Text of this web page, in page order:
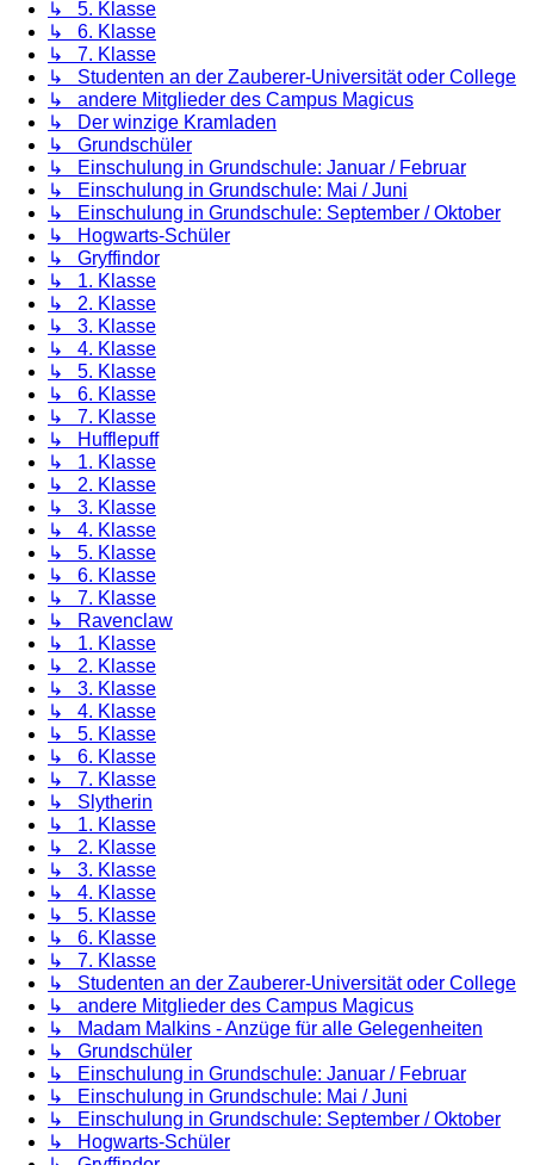
↳ 5. Klasse
↳ 6. Klasse
↳ 7. Klasse
↳ Studenten an der Zauberer-Universität oder College
↳ andere Mitglieder des Campus Magicus
↳ Der winzige Kramladen
↳ Grundschüler
↳ Einschulung in Grundschule: Januar / Februar
↳ Einschulung in Grundschule: Mai / Juni
↳ Einschulung in Grundschule: September / Oktober
↳ Hogwarts-Schüler
↳ Gryffindor
↳ 1. Klasse
↳ 2. Klasse
↳ 3. Klasse
↳ 4. Klasse
↳ 5. Klasse
↳ 6. Klasse
↳ 7. Klasse
↳ Hufflepuff
↳ 1. Klasse
↳ 2. Klasse
↳ 3. Klasse
↳ 4. Klasse
↳ 5. Klasse
↳ 6. Klasse
↳ 7. Klasse
↳ Ravenclaw
↳ 1. Klasse
↳ 2. Klasse
↳ 3. Klasse
↳ 4. Klasse
↳ 5. Klasse
↳ 6. Klasse
↳ 7. Klasse
↳ Slytherin
↳ 1. Klasse
↳ 2. Klasse
↳ 3. Klasse
↳ 4. Klasse
↳ 5. Klasse
↳ 6. Klasse
↳ 7. Klasse
↳ Studenten an der Zauberer-Universität oder College
↳ andere Mitglieder des Campus Magicus
↳ Madam Malkins - Anzüge für alle Gelegenheiten
↳ Grundschüler
↳ Einschulung in Grundschule: Januar / Februar
↳ Einschulung in Grundschule: Mai / Juni
↳ Einschulung in Grundschule: September / Oktober
↳ Hogwarts-Schüler